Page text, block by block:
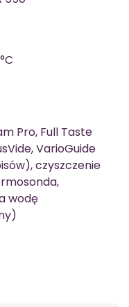
Pro, Full Taste
VarioGuide
czyszczenie
wodę